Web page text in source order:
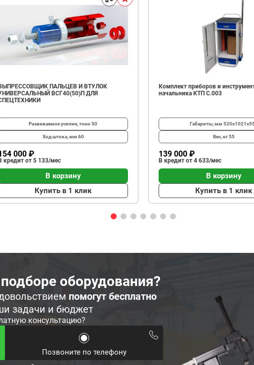
ПАЛЬЦЕВ И ВТУЛОК
ВСГ40(50)П ДЛЯ
Развиваемое усилие, тонн 50
Ход штока, мм 60
000 ₽
кредит от 5 133/мес
В корзину
Купить в 1 клик
Комплект приборов и
начальника КТП C.003
Габариты, мм
Вес, кг55
139 000 ₽
В кредит от 4 633/мес
В корзину
Купить в 1 клик
оборудования?
помогут бесплатно
задачи и бюджет
консультацию?
Позвоните по телефону